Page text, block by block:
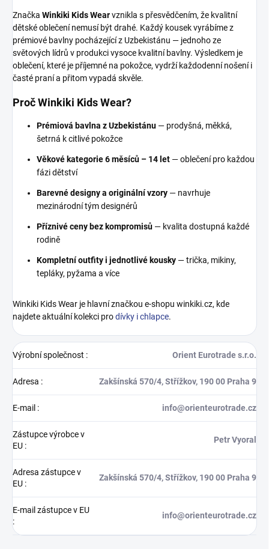
Značka Winkiki Kids Wearvznikla s přesvědčením, že kvalitní
dětské oblečení nemusí být drahé. Každý kousek vyrábíme z
prémiové bavlny pocházející z Uzbekistánu — jednoho ze
světových lídrů v produkci vysoce kvalitní bavlny. Výsledkem je
oblečení, které je příjemné na pokožce, vydrží každodenní nošení i
časté praní a přitom vypadá skvěle.
Proč Winkiki Kids Wear?
Prémiová bavlna z Uzbekistánu — prodyšná, měkká,
šetrná k citlivé pokožce
Věkové kategorie 6 měsíců – 14 let — oblečení pro každou
fázi dětství
Barevné designy a originální vzory — navrhuje
mezinárodní tým designérů
Příznivé ceny bez kompromisů — kvalita dostupná každé
rodině
Kompletní outfity i jednotlivé kousky — trička, mikiny,
tepláky, pyžama a více
Winkiki Kids Wear je hlavní značkou e-shopu winkiki.cz, kde
najdete aktuální kolekci prodívky i chlapce.
Výrobní společnost : Orient Eurotrade s.r.o.
Adresa : Zakšínská 570/4, Střížkov, 190 00 Praha 9
E-mail : info@orienteurotrade.cz
Zástupce výrobce v
EU :
Petr Vyoral
Adresa zástupce v
EU :
Zakšínská 570/4, Střížkov, 190 00 Praha 9
E-mail zástupce v EU
:
info@orienteurotrade.cz